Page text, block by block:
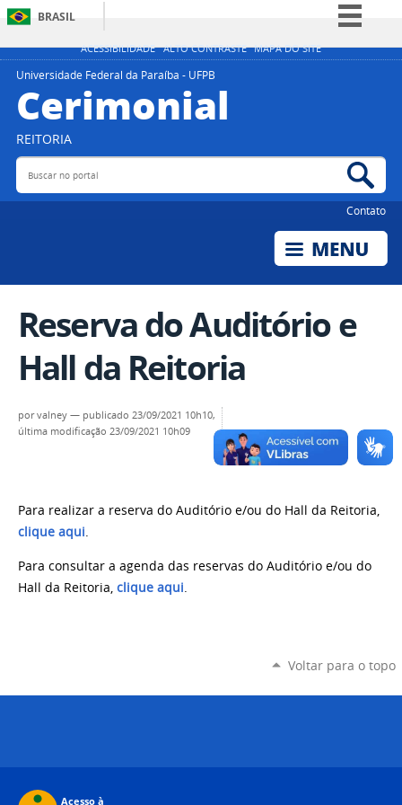
ACESSIBILIDADE ALTO CONTRASTE MAPA DO SITE
BRASIL
Simplifique!
Legislação
Universidade Federal da Paraíba - UFPB
Cerimonial
REITORIA
Buscar no portal
Contato
Reserva do Auditório e
Hall da Reitoria
porvalney — publicado 23/09/2021 10h10,
última modificação 23/09/2021 10h09
Para realizar a reserva do Auditório e/ou do Hall da Reitoria,
clique aqui.
Para consultar a agenda das reservas do Auditório e/ou do
Hall da Reitoria, clique aqui.
Voltar para o topo